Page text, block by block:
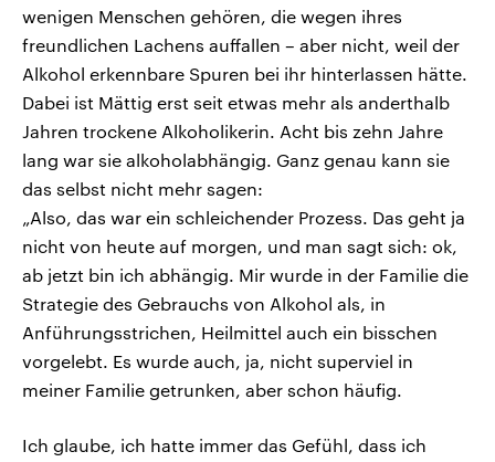
wenigen Menschen gehören, die wegen ihres
freundlichen Lachens auffallen – aber nicht, weil der
Alkohol erkennbare Spuren bei ihr hinterlassen hätte.
Dabei ist Mättig erst seit etwas mehr als anderthalb
Jahren trockene Alkoholikerin. Acht bis zehn Jahre
lang war sie alkoholabhängig. Ganz genau kann sie
das selbst nicht mehr sagen:
„Also, das war ein schleichender Prozess. Das geht ja
nicht von heute auf morgen, und man sagt sich: ok,
ab jetzt bin ich abhängig. Mir wurde in der Familie die
Strategie des Gebrauchs von Alkohol als, in
Anführungsstrichen, Heilmittel auch ein bisschen
vorgelebt. Es wurde auch, ja, nicht superviel in
meiner Familie getrunken, aber schon häufig.
Ich glaube, ich hatte immer das Gefühl, dass ich